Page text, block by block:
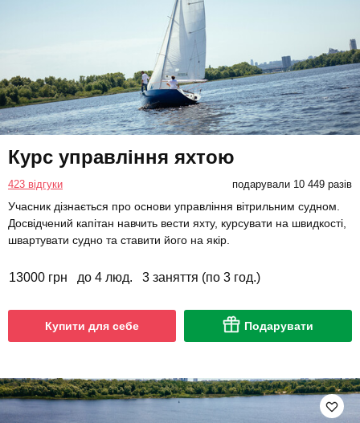
Курс управління яхтою
423 відгуки подарували 10 449 разів
Учасник дізнається про основи управління вітрильним судном.
Досвідчений капітан навчить вести яхту, курсувати на швидкості,
швартувати судно та ставити його на якір.
13000 грн до 4 люд. 3 заняття (по 3 год.)
Купити для себе Подарувати